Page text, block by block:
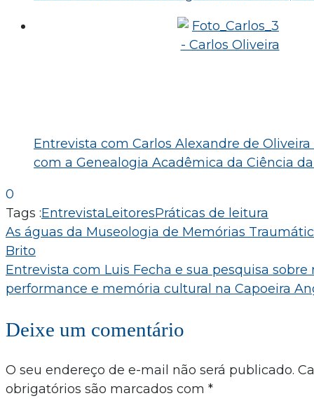
Entrevista com Carlos Alexandre de
com a Genealogia Acadêmica da Ciência
0
Tags :EntrevistaLeitoresPráticas de leitura
Navegação
de
Post
As águas da Museologia de Memórias
Brito
Entrevista com Luis Fecha e sua pesquisa sobre
performance e memória cultural na Capoeira
Deixe um comentário
O seu endereço de e-mail não será publicado.
obrigatórios são marcados com *